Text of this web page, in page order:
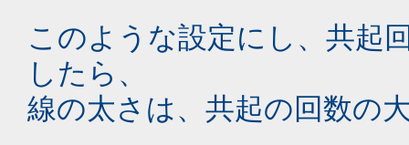
このような設定にし、共起
したら、
線の太さは、共起の回数の